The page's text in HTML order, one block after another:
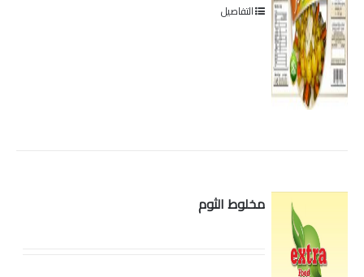
التفاصيل
مخلوط الثوم